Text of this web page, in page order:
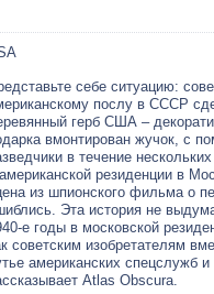
себе ситуацию:
послу в СССР
герб США –
вмонтирован жучок, с
в течение
резиденции в
из шпионского фильма о
Эта история не
е годы в московской
советским изобретателям
американских спецслужб
Atlas Obscura.